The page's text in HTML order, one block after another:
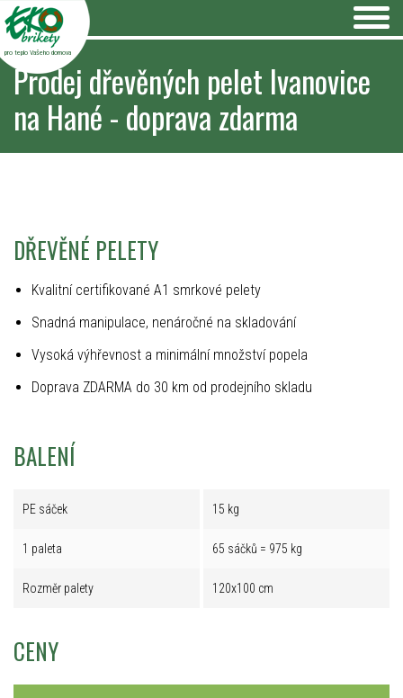
pro teplo Vašeho domova
Prodej dřevěných pelet Ivanovice
na Hané - doprava zdarma
DŘEVĚNÉ PELETY
Kvalitní certifikované A1 smrkové pelety
Snadná manipulace, nenáročné na skladování
Vysoká výhřevnost a minimální množství popela
Doprava ZDARMA do 30 km od prodejního skladu
BALENÍ
PE sáček 15 kg
1 paleta 65 sáčků = 975 kg
Rozměr palety 120x100 cm
CENY